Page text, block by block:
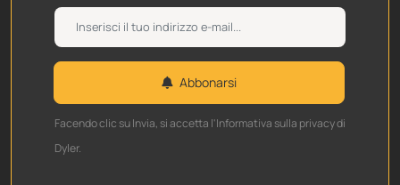
Abbonarsi
Facendo clic su Invia, si accetta l'Informativa sulla privacy di
Dyler.